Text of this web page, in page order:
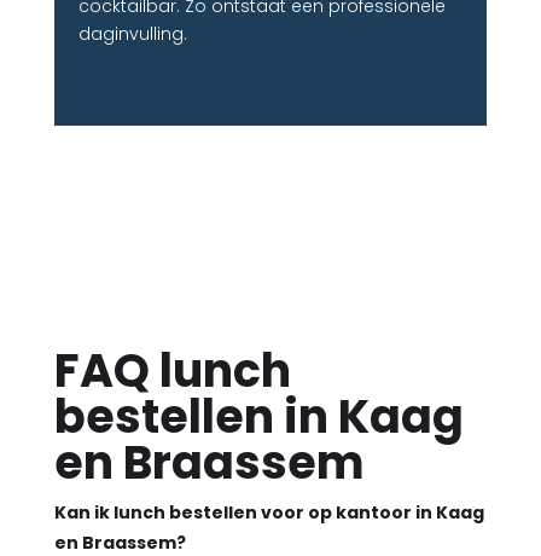
cocktailbar. Zo ontstaat een professionele
daginvulling.
FAQ lunch
bestellen in Kaag
en Braassem
Kan ik lunch bestellen voor op kantoor in Kaag
en Braassem?